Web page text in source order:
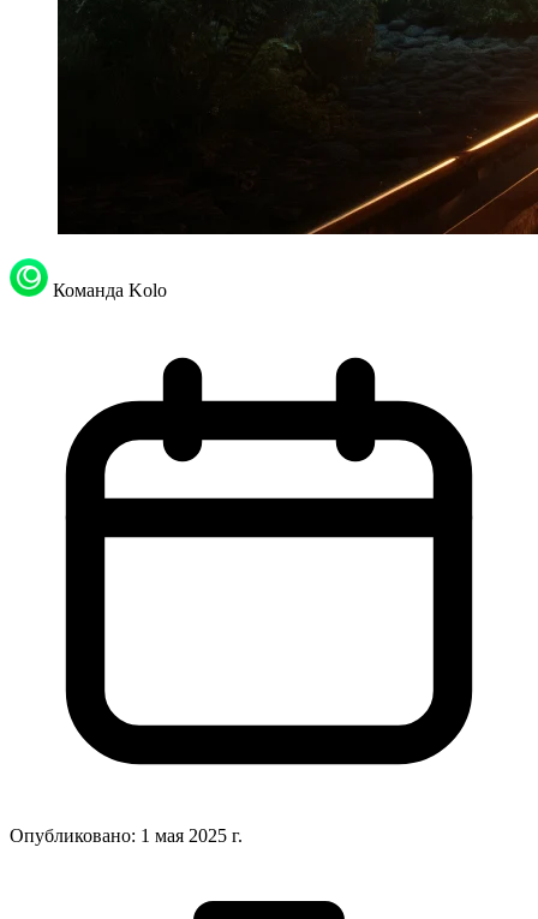
Команда Kolo
Опубликовано: 1 мая 2025 г.